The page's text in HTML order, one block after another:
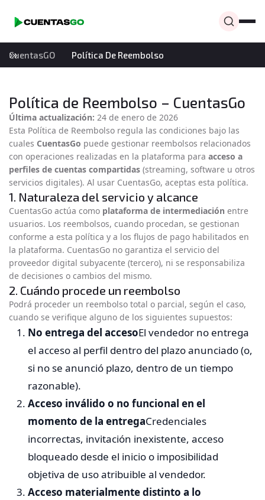
CuentasGO Política De Reembolso
Política de Reembolso – CuentasGo
Última actualización: 24 de enero de 2026
Esta Política de Reembolso regula las condiciones bajo las
cuales CuentasGo puede gestionar reembolsos relacionados
con operaciones realizadas en la plataforma para acceso a
perfiles de cuentas compartidas (streaming, software u otros
servicios digitales). Al usar CuentasGo, aceptas esta política.
1. Naturaleza del servicio y alcance
CuentasGo actúa como plataforma de intermediación entre
usuarios. Los reembolsos, cuando procedan, se gestionan
conforme a esta política y a los flujos de pago habilitados en
la plataforma. CuentasGo no garantiza el servicio del
proveedor digital subyacente (tercero), ni se responsabiliza
de decisiones o cambios del mismo.
2. Cuándo procede un reembolso
Podrá proceder un reembolso total o parcial, según el caso,
cuando se verifique alguno de los siguientes supuestos:
No entrega del accesoEl vendedor no entrega
el acceso al perfil dentro del plazo anunciado (o,
si no se anunció plazo, dentro de un tiempo
razonable).
Acceso inválido o no funcional en el
momento de la entregaCredenciales
incorrectas, invitación inexistente, acceso
bloqueado desde el inicio o imposibilidad
objetiva de uso atribuible al vendedor.
Acceso materialmente distinto a lo